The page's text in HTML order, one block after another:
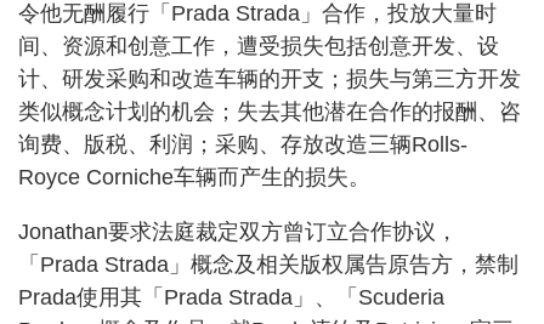
令他无酬履行「Prada Strada」合作，投放大量时
间、资源和创意工作，遭受损失包括创意开发、设
计、研发采购和改造车辆的开支；损失与第三方开发
类似概念计划的机会；失去其他潜在合作的报酬、咨
询费、版税、利润；采购、存放改造三辆Rolls-
Royce Corniche车辆而产生的损失。
Jonathan要求法庭裁定双方曾订立合作协议，
「Prada Strada」概念及相关版权属告原告方，禁制
Prada使用其「Prada Strada」、「Scuderia